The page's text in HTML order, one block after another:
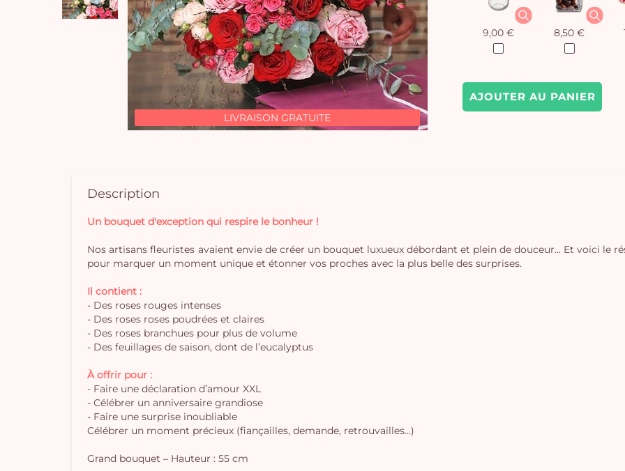
LIVRAISON GRATUITE
AJOUTER AU PANIER
9,00 € 8,50 €
Description
Un bouquet d'exception qui respire le bonheur !
Nos artisans fleuristes avaient envie de créer un bouquet luxueux débordant et plein de douceur... Et voici le
pour marquer un moment unique et étonner vos proches avec la plus belle des surprises.
Il contient :
- Des roses rouges intenses
- Des roses roses poudrées et claires
- Des roses branchues pour plus de volume
- Des feuillages de saison, dont de l’eucalyptus
À offrir pour :
- Faire une déclaration d’amour XXL
- Célébrer un anniversaire grandiose
- Faire une surprise inoubliable
Célébrer un moment précieux (fiançailles, demande, retrouvailles…)
Grand bouquet – Hauteur : 55 cm